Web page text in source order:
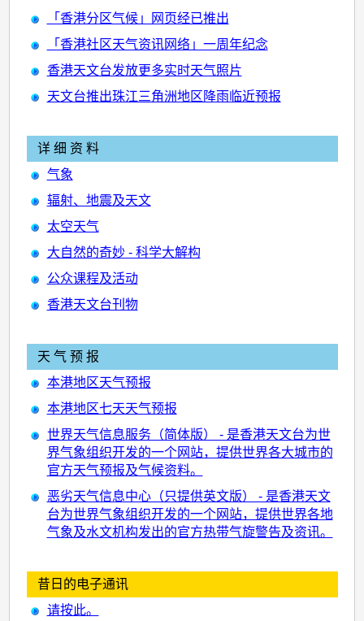
「香港分区气候」网页经已推出
「香港社区天气资讯网络」一周年纪念
香港天文台发放更多实时天气照片
天文台推出珠江三角洲地区降雨临近预报
详 细 资 料
气象
辐射、地震及天文
太空天气
大自然的奇妙 - 科学大解构
公众课程及活动
香港天文台刊物
天 气 预 报
本港地区天气预报
本港地区七天天气预报
世界天气信息服务（简体版） - 是香港天文台为世
界气象组织开发的一个网站，提供世界各大城市的
官方天气预报及气候资料。
恶劣天气信息中心（只提供英文版） - 是香港天文
台为世界气象组织开发的一个网站，提供世界各地
气象及水文机构发出的官方热带气旋警告及资讯。
昔日的电子通讯
请按此。